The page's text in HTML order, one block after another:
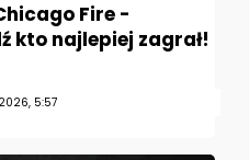
Fire -
kto najlepiej zagrał!
5:57